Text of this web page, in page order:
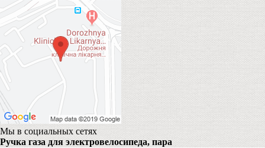
Мы в социальных сетях
Ручка газа для электровелосипеда, пара